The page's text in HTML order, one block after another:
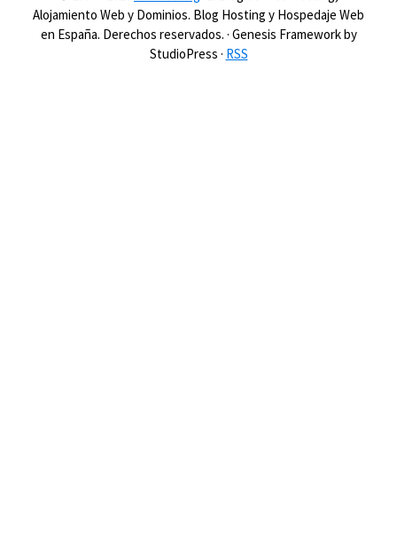
Alojamiento Web y Dominios. Blog Hosting y Hospedaje Web
en España. Derechos reservados. · Genesis Framework by
StudioPress · RSS